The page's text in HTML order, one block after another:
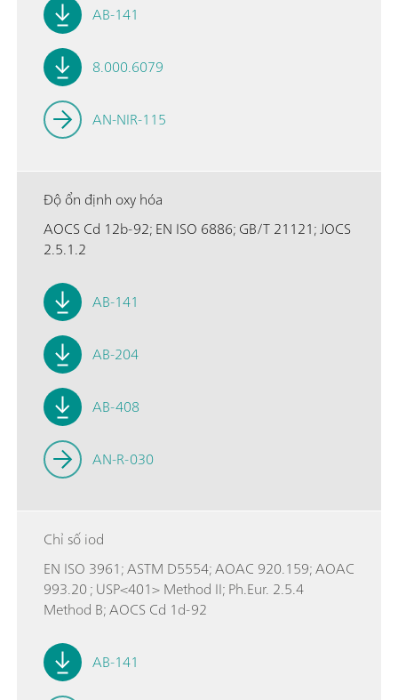
AB-141
8.000.6079
AN-NIR-115
Độ ổn định oxy hóa
AOCS Cd 12b-92; EN ISO 6886; GB/T 21121; JOCS
2.5.1.2
AB-141
AB-204
AB-408
AN-R-030
Chỉ số iod
EN ISO 3961; ASTM D5554; AOAC 920.159; AOAC
993.20 ; USP<401> Method II; Ph.Eur. 2.5.4
Method B; AOCS Cd 1d-92
AB-141